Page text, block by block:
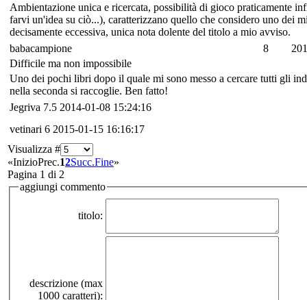
Ambientazione unica e ricercata, possibilità di gioco praticamente
farvi un'idea su ciò...), caratterizzano quello che considero uno dei
decisamente eccessiva, unica nota dolente del titolo a mio avviso.
babacampione
8
Difficile ma non impossibile
Uno dei pochi libri dopo il quale mi sono messo a cercare tutti gli
nella seconda si raccoglie. Ben fatto!
Jegriva 7.5 2014-01-08 15:24:16
vetinari 6 2015-01-15 16:16:17
Visualizza #
«InizioPrec.12Succ.Fine»
Pagina 1 di 2
aggiungi commento
titolo:
descrizione (max
1000 caratteri):